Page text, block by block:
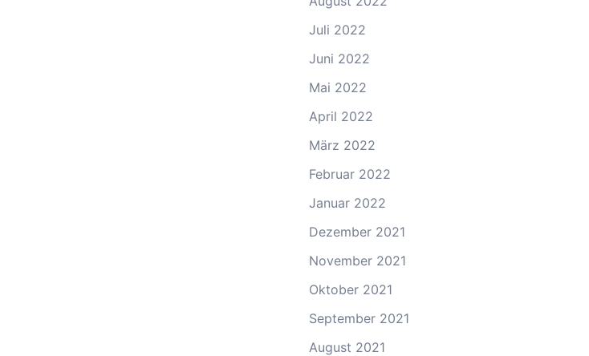
Juli 2022
Juni 2022
Mai 2022
April 2022
März 2022
Februar 2022
Januar 2022
Dezember 2021
November 2021
Oktober 2021
September 2021
August 2021